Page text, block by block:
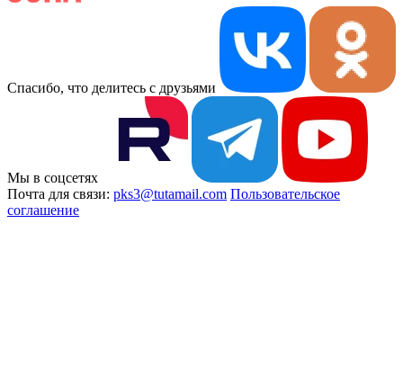
Спасибо, что делитесь с друзьями
Мы в соцсетях
Почта для связи: pks3@tutamail.com Пользовательское
соглашение